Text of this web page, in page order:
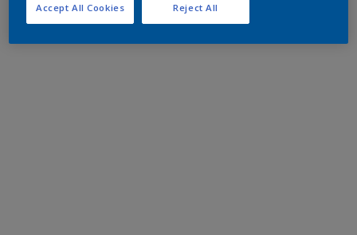
Reject All
Accept All Cookies